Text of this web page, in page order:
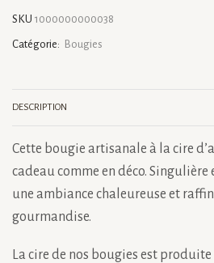
SKU 1000000000038
Catégorie: Bougies
DESCRIPTION
Cette bougie artisanale à la cire
cadeau comme en déco. Singulière
une ambiance chaleureuse et
gourmandise.
La cire de nos bougies est